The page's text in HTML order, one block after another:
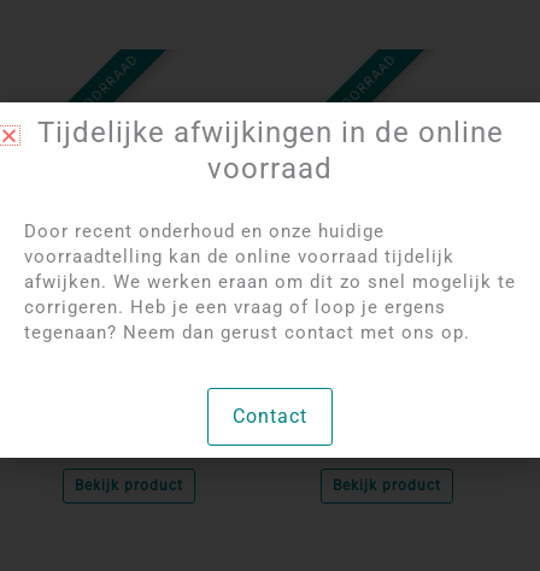
NIET OP VOORRAAD
Log in om de prijzen
te bekijken
Bekijk product
NIET OP VOORRAAD
Log in om de prijzen
te bekijken
Bekijk product
Tijdelijke afwijkingen in de online
voorraad
Door recent onderhoud en onze huidige
voorraadtelling kan de online voorraad tijdelijk
afwijken. We werken eraan om dit zo snel mogelijk te
corrigeren. Heb je een vraag of loop je ergens
tegenaan? Neem dan gerust contact met ons op.
Contact